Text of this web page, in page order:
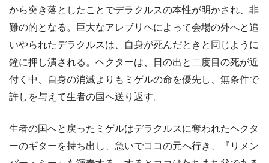
から突き落としたことでデラクルスの本性が明かされ、非
難の的となる。巨大なアレブリヘによって会場の外へと追
いやられたデラクルスは、自身が死んだときと同じように
鐘に押し潰される。ヘクターは、日の出と二度目の死が近
付く中、自身の消滅よりもミゲルの命を優先し、無条件で
許しを与えて生者の国へ送り返す。
生者の国へと戻ったミゲルはデラクルスに奪われたヘクタ
ーのギターを持ち出し、急いでココの元へ行き、『リメン